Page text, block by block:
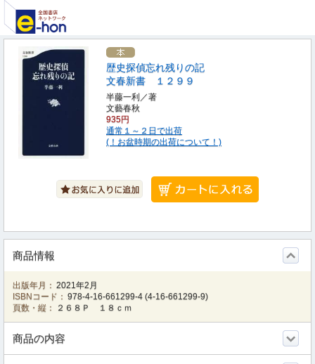
歴史探偵忘れ残りの記
文春新書 １２９９
半藤一利／著
文藝春秋
935円
通常１～２日で出荷
(！お盆時期の出荷について！)
商品情報
出版年月： 2021年2月
ISBNコード： 978-4-16-661299-4 (4-16-661299-9)
頁数・縦：
２６８Ｐ １８ｃｍ
商品の内容